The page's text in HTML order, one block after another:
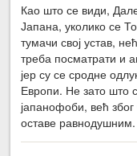
Као што се види,
Јапана, уколико се
тумачи свој устав,
треба посматрати и
јер су се сродне
Европи. Не зато што
јапанофоби, већ
оставе равнодушним.